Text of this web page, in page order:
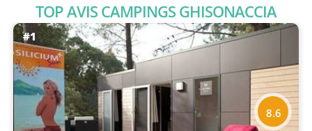
TOP AVIS CAMPINGS GHISONACCIA
#1
8.6